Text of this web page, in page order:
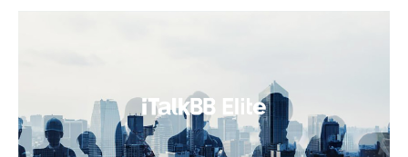
养老 非盈利组织